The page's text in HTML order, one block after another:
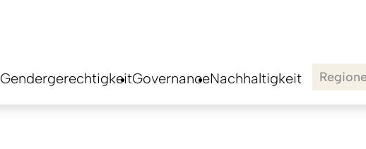
GendergerechtigkeitGovernanceNachhaltigkeit